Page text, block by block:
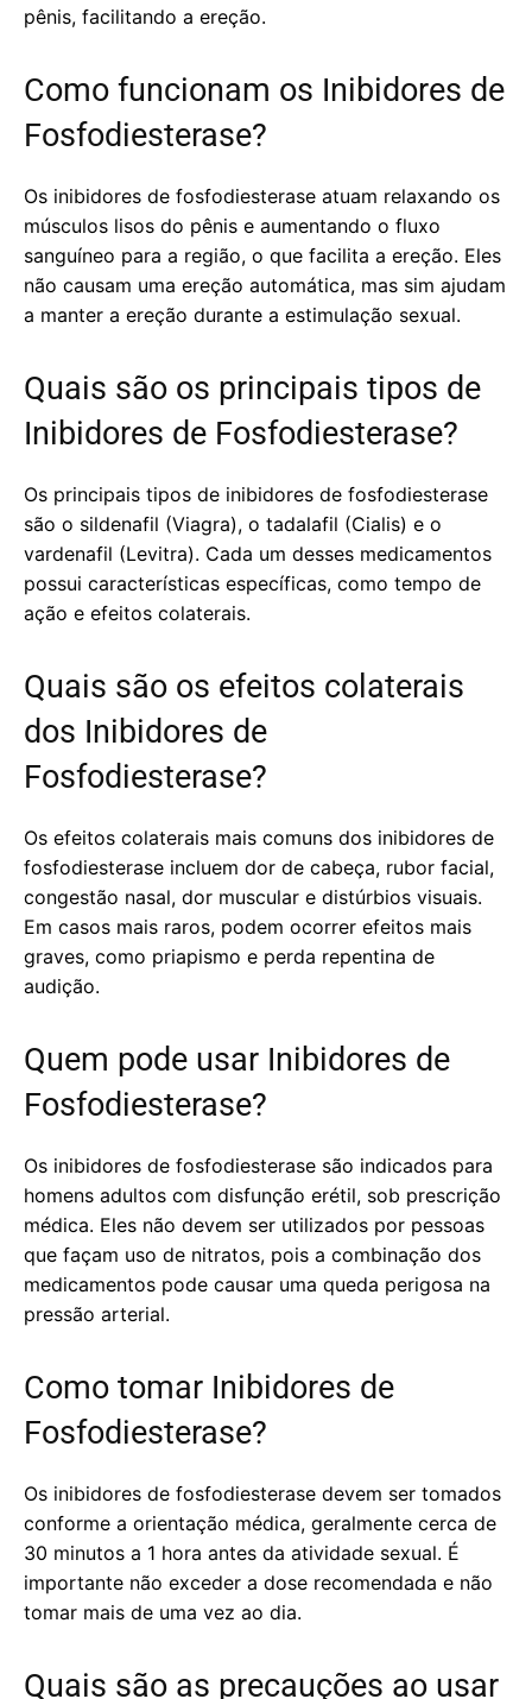
pênis, facilitando a ereção.
Como funcionam os Inibidores de
Fosfodiesterase?
Os inibidores de fosfodiesterase atuam relaxando os
músculos lisos do pênis e aumentando o fluxo
sanguíneo para a região, o que facilita a ereção. Eles
não causam uma ereção automática, mas sim ajudam
a manter a ereção durante a estimulação sexual.
Quais são os principais tipos de
Inibidores de Fosfodiesterase?
Os principais tipos de inibidores de fosfodiesterase
são o sildenafil (Viagra), o tadalafil (Cialis) e o
vardenafil (Levitra). Cada um desses medicamentos
possui características específicas, como tempo de
ação e efeitos colaterais.
Quais são os efeitos colaterais
dos Inibidores de
Fosfodiesterase?
Os efeitos colaterais mais comuns dos inibidores de
fosfodiesterase incluem dor de cabeça, rubor facial,
congestão nasal, dor muscular e distúrbios visuais.
Em casos mais raros, podem ocorrer efeitos mais
graves, como priapismo e perda repentina de
audição.
Quem pode usar Inibidores de
Fosfodiesterase?
Os inibidores de fosfodiesterase são indicados para
homens adultos com disfunção erétil, sob prescrição
médica. Eles não devem ser utilizados por pessoas
que façam uso de nitratos, pois a combinação dos
medicamentos pode causar uma queda perigosa na
pressão arterial.
Como tomar Inibidores de
Fosfodiesterase?
Os inibidores de fosfodiesterase devem ser tomados
conforme a orientação médica, geralmente cerca de
30 minutos a 1 hora antes da atividade sexual. É
importante não exceder a dose recomendada e não
tomar mais de uma vez ao dia.
Quais são as precauções ao usar